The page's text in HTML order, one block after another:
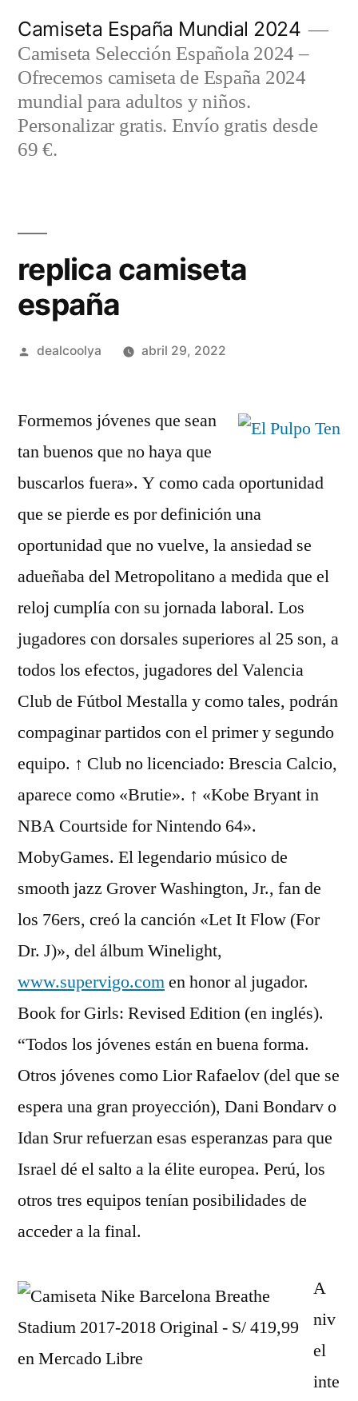
contenido
Camiseta España Mundial 2024
Camiseta Selección Española 2024 –
Ofrecemos camiseta de España 2024
mundial para adultos y niños.
Personalizar gratis. Envío gratis desde
69 €.
replica camiseta
españa
Publicado
dealcoolya abril 29, 2022
Formemos jóvenes que sean
tan buenos que no haya que
buscarlos fuera». Y como cada oportunidad
que se pierde es por definición una
oportunidad que no vuelve, la ansiedad se
adueñaba del Metropolitano a medida que el
reloj cumplía con su jornada laboral. Los
jugadores con dorsales superiores al 25 son, a
todos los efectos, jugadores del Valencia
Club de Fútbol Mestalla y como tales, podrán
compaginar partidos con el primer y segundo
equipo. ↑ Club no licenciado: Brescia Calcio,
aparece como «Brutie». ↑ «Kobe Bryant in
NBA Courtside for Nintendo 64».
MobyGames. El legendario músico de
smooth jazz Grover Washington, Jr., fan de
los 76ers, creó la canción «Let It Flow (For
Dr. J)», del álbum Winelight,
www.supervigo.comen honor al jugador.
Book for Girls: Revised Edition (en inglés).
“Todos los jóvenes están en buena forma.
Otros jóvenes como Lior Rafaelov (del que se
espera una gran proyección), Dani Bondarv o
Idan Srur refuerzan esas esperanzas para que
Israel dé el salto a la élite europea. Perú, los
otros tres equipos tenían posibilidades de
acceder a la final.
A
niv
el
inte